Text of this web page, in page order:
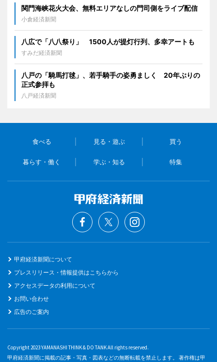
関門海峡花火大会、無料エリアなしの門司側をライブ配信
小倉経済新聞
八広で「八八祭り」 1500人が提灯行列、多幸アートも
すみだ経済新聞
八戸の「騎馬打毬」、若手騎手の姿勇ましく 20年ぶりの
正式参拝も
八戸経済新聞
食べる 見る・遊ぶ 買う
暮らす・働く 学ぶ・知る 特集
甲府経済新聞について
プレスリリース・情報提供はこちらから
アクセスデータの利用について
お問い合わせ
広告のご案内
Copyright 2023 YAMANASHI THINK & DO TANK All rights reserved.
甲府経済新聞に掲載の記事・写真・図表などの無断転載を禁止します。 著作権は甲